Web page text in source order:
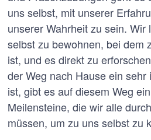
uns selbst, mit unserer
unserer Wahrheit zu sein. Wir
selbst zu bewohnen, bei dem
ist, und es direkt zu
der Weg nach Hause ein sehr
ist, gibt es auf diesem Weg
Meilensteine, die wir alle
müssen, um zu uns selbst zu